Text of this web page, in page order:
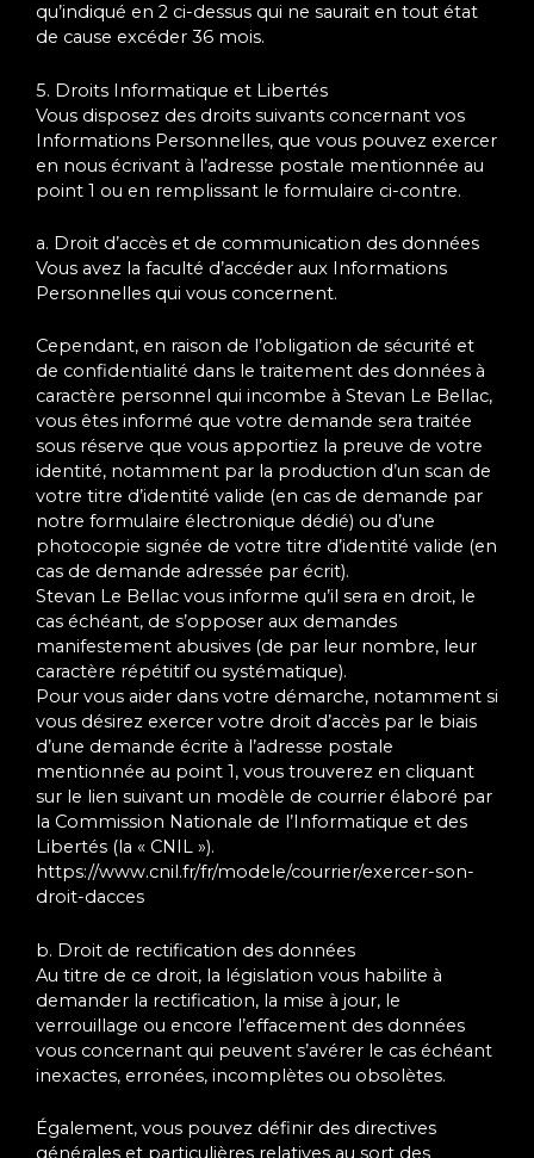
qu’indiqué en 2 ci-dessus qui ne saurait en tout état
de cause excéder 36 mois.
5. Droits Informatique et Libertés
Vous disposez des droits suivants concernant vos
Informations Personnelles, que vous pouvez exercer
en nous écrivant à l’adresse postale mentionnée au
point 1 ou en remplissant le formulaire ci-contre.
a. Droit d’accès et de communication des données
Vous avez la faculté d’accéder aux Informations
Personnelles qui vous concernent.
Cependant, en raison de l’obligation de sécurité et
de confidentialité dans le traitement des données à
caractère personnel qui incombe à Stevan Le Bellac,
vous êtes informé que votre demande sera traitée
sous réserve que vous apportiez la preuve de votre
identité, notamment par la production d’un scan de
votre titre d’identité valide (en cas de demande par
notre formulaire électronique dédié) ou d’une
photocopie signée de votre titre d’identité valide (en
cas de demande adressée par écrit).
Stevan Le Bellac vous informe qu’il sera en droit, le
cas échéant, de s’opposer aux demandes
manifestement abusives (de par leur nombre, leur
caractère répétitif ou systématique).
Pour vous aider dans votre démarche, notamment si
vous désirez exercer votre droit d’accès par le biais
d’une demande écrite à l’adresse postale
mentionnée au point 1, vous trouverez en cliquant
sur le lien suivant un modèle de courrier élaboré par
la Commission Nationale de l’Informatique et des
Libertés (la « CNIL »).
https://www.cnil.fr/fr/modele/courrier/exercer-son-
droit-dacces
b. Droit de rectification des données
Au titre de ce droit, la législation vous habilite à
demander la rectification, la mise à jour, le
verrouillage ou encore l’effacement des données
vous concernant qui peuvent s’avérer le cas échéant
inexactes, erronées, incomplètes ou obsolètes.
Également, vous pouvez définir des directives
générales et particulières relatives au sort des